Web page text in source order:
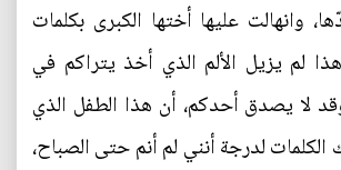
وانهالت عليها أختها الكبرى بكلمات
لم يزيل الألم الذي أخذ يتراكم في
لا يصدق أحدكم، أن هذا الطفل الذي
لدرجة أنني لم أنم حتى الصباح،